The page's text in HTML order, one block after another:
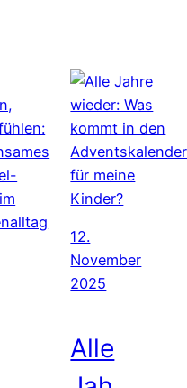
12.
November
2025
Alle